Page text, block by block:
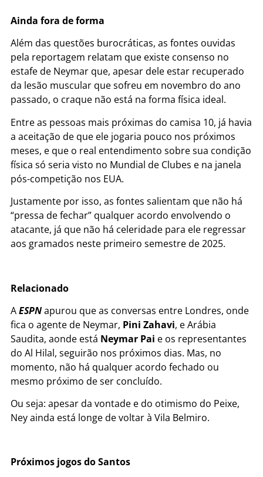
Ainda fora de forma
Além das questões burocráticas, as fontes ouvidas
pela reportagem relatam que existe consenso no
estafe de Neymar que, apesar dele estar recuperado
da lesão muscular que sofreu em novembro do ano
passado, o craque não está na forma física ideal.
Entre as pessoas mais próximas do camisa 10, já havia
a aceitação de que ele jogaria pouco nos próximos
meses, e que o real entendimento sobre sua condição
física só seria visto no Mundial de Clubes e na janela
pós-competição nos EUA.
Justamente por isso, as fontes salientam que não há
“pressa de fechar” qualquer acordo envolvendo o
atacante, já que não há celeridade para ele regressar
aos gramados neste primeiro semestre de 2025.
Relacionado
AESPNapurou que as conversas entre Londres, onde
fica o agente de Neymar, Pini Zahavi, e Arábia
Saudita, aonde está Neymar Pai e os representantes
do Al Hilal, seguirão nos próximos dias. Mas, no
momento, não há qualquer acordo fechado ou
mesmo próximo de ser concluído.
Ou seja: apesar da vontade e do otimismo do Peixe,
Ney ainda está longe de voltar à Vila Belmiro.
Próximos jogos do Santos